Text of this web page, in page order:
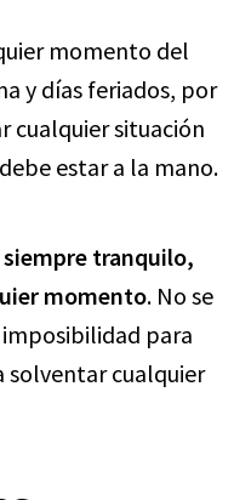
momento del
y días feriados, por
cualquier situación
estar a la mano.
siempre tranquilo,
momento. No se
para
solventar cualquier